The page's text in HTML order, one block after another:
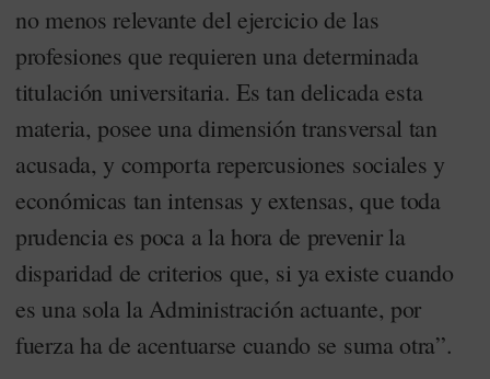
no menos relevante del ejercicio de las
profesiones que requieren una determinada
titulación universitaria. Es tan delicada esta
materia, posee una dimensión transversal tan
acusada, y comporta repercusiones sociales y
económicas tan intensas y extensas, que toda
prudencia es poca a la hora de prevenir la
disparidad de criterios que, si ya existe cuando
es una sola la Administración actuante, por
fuerza ha de acentuarse cuando se suma otra”.